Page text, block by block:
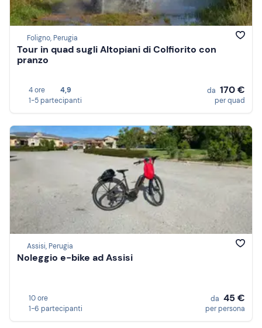
Foligno, Perugia
Tour in quad sugli Altopiani di Colfiorito con
pranzo
4 ore
4,9
1-5 partecipanti
da 170 €
per quad
Assisi, Perugia
Noleggio e-bike ad Assisi
10 ore
1-6 partecipanti
da 45 €
per persona